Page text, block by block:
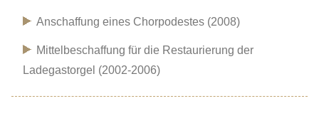
Anschaffung eines Chorpodestes (2008)
Mittelbeschaffung für die Restaurierung der
Ladegastorgel (2002-2006)